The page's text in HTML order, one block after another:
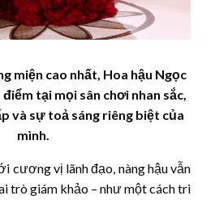
miện cao nhất, Hoa hậu Ngọc
tại mọi sân chơi nhan sắc,
và sự toả sáng riêng biệt của
mình.
cương vị lãnh đạo, nàng hậu vẫn
trò giám khảo – như một cách tri